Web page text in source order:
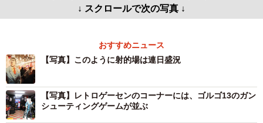
↓ スクロールで次の写真 ↓
おすすめニュース
【写真】このように射的場は連日盛況
【写真】レトロゲーセンのコーナーには、ゴルゴ13のガン
シューティングゲームが並ぶ